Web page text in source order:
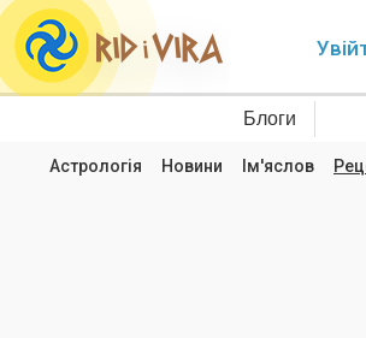
Блоги
Астрологія Новини Ім'яслов